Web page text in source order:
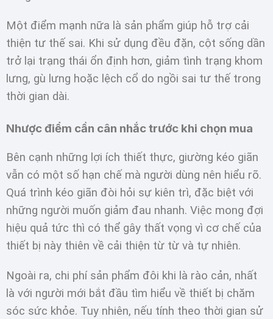
Một điểm mạnh nữa là sản phẩm giúp hỗ trợ cải
thiện tư thế sai. Khi sử dụng đều đặn, cột sống dần
trở lại trạng thái ổn định hơn, giảm tình trạng khom
lưng, gù lưng hoặc lệch cổ do ngồi sai tư thế trong
thời gian dài.
Nhược điểm cần cân nhắc trước khi chọn mua
Bên cạnh những lợi ích thiết thực, giường kéo giãn
vẫn có một số hạn chế mà người dùng nên hiểu rõ.
Quá trình kéo giãn đòi hỏi sự kiên trì, đặc biệt với
những người muốn giảm đau nhanh. Việc mong đợi
hiệu quả tức thì có thể gây thất vọng vì cơ chế của
thiết bị này thiên về cải thiện từ từ và tự nhiên.
Ngoài ra, chi phí sản phẩm đôi khi là rào cản, nhất
là với người mới bắt đầu tìm hiểu về thiết bị chăm
sóc sức khỏe. Tuy nhiên, nếu tính theo thời gian sử